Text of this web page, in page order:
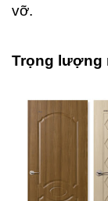
vỡ.
Trọng lượng